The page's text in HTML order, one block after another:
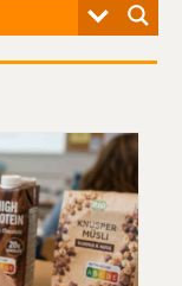
UND